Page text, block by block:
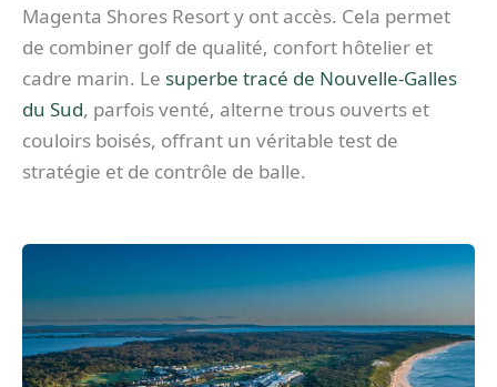
Magenta Shores Resort y ont accès. Cela permet
de combiner golf de qualité, confort hôtelier et
cadre marin. Le superbe tracé de Nouvelle-Galles
du Sud, parfois venté, alterne trous ouverts et
couloirs boisés, offrant un véritable test de
stratégie et de contrôle de balle.